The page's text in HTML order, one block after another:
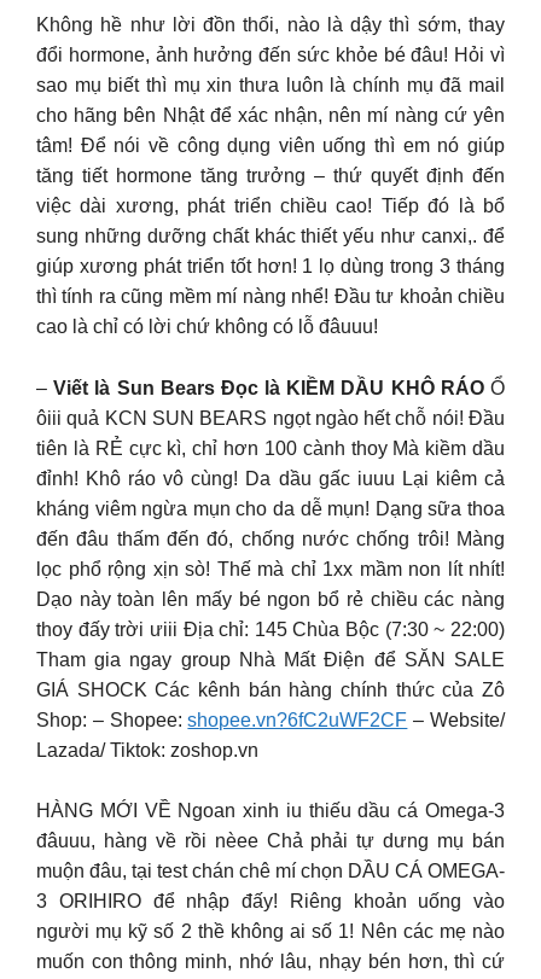
Không hề như lời đồn thổi, nào là dậy thì sớm, thay
đổi hormone, ảnh hưởng đến sức khỏe bé đâu! Hỏi vì
sao mụ biết thì mụ xin thưa luôn là chính mụ đã mail
cho hãng bên Nhật để xác nhận, nên mí nàng cứ yên
tâm! Để nói về công dụng viên uống thì em nó giúp
tăng tiết hormone tăng trưởng – thứ quyết định đến
việc dài xương, phát triển chiều cao! Tiếp đó là bổ
sung những dưỡng chất khác thiết yếu như canxi,. để
giúp xương phát triển tốt hơn! 1 lọ dùng trong 3 tháng
thì tính ra cũng mềm mí nàng nhể! Đầu tư khoản chiều
cao là chỉ có lời chứ không có lỗ đâuuu!
–Viết là Sun Bears Đọc là KIỀM DẦU KHÔ RÁOỔ
ôiii quả KCN SUN BEARS ngọt ngào hết chỗ nói! Đầu
tiên là RẺ cực kì, chỉ hơn 100 cành thoy Mà kiềm dầu
đỉnh! Khô ráo vô cùng! Da dầu gấc iuuu Lại kiêm cả
kháng viêm ngừa mụn cho da dễ mụn! Dạng sữa thoa
đến đâu thấm đến đó, chống nước chống trôi! Màng
lọc phổ rộng xịn sò! Thế mà chỉ 1xx mầm non lít nhít!
Dạo này toàn lên mấy bé ngon bổ rẻ chiều các nàng
thoy đấy trời ưiii Địa chỉ: 145 Chùa Bộc (7:30 ~ 22:00)
Tham gia ngay group Nhà Mất Điện để SĂN SALE
GIÁ SHOCK Các kênh bán hàng chính thức của Zô
Shop: – Shopee:shopee.vn?6fC2uWF2CF – Website/
Lazada/ Tiktok: zoshop.vn
HÀNG MỚI VỀ Ngoan xinh iu thiếu dầu cá Omega-3
đâuuu, hàng về rồi nèee Chả phải tự dưng mụ bán
muộn đâu, tại test chán chê mí chọn DẦU CÁ OMEGA-
3 ORIHIRO để nhập đấy! Riêng khoản uống vào
người mụ kỹ số 2 thề không ai số 1! Nên các mẹ nào
muốn con thông minh, nhớ lâu, nhạy bén hơn, thì cứ